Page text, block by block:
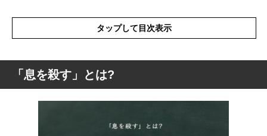
タップして目次表示
「息を殺す」の表現の使い方
「息を殺す」とは?